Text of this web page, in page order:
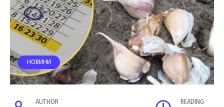
НОВИНИ
AUTHOR READING